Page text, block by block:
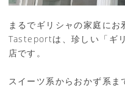
まるでギリシャの家庭に
Tasteportは、珍しい「ギ
店です。
スイーツ系からおかず系